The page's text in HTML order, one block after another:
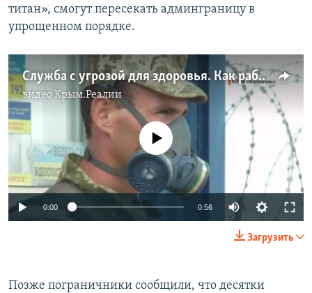
титан», смогут пересекать админграницу в
упрощенном порядке.
Служба с угрозой для здоровья. Как работают пограничники на «Каланчаке» (видео)
видео Крым.Реалии
No media source currently available
0:00 0:56
Загрузить
Позже пограничники сообщили, что десятки